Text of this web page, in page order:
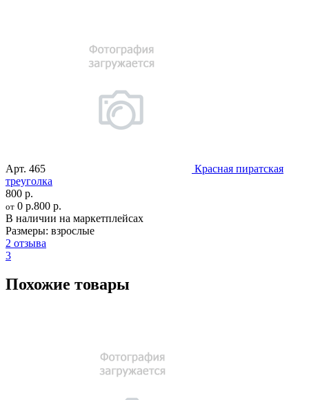
Арт. 465
Красная пиратская
треуголка
800 р.
от 0 р.800 р.
В наличии на маркетплейсах
Размеры: взрослые
2 отзыва
3
Похожие товары